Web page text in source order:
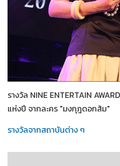
2553
รางวัล NINE ENTERTAIN
แห่งปี จากละคร "มงกุฎดอกส้ม"
รางวัลจากสถาบันต่าง ๆ